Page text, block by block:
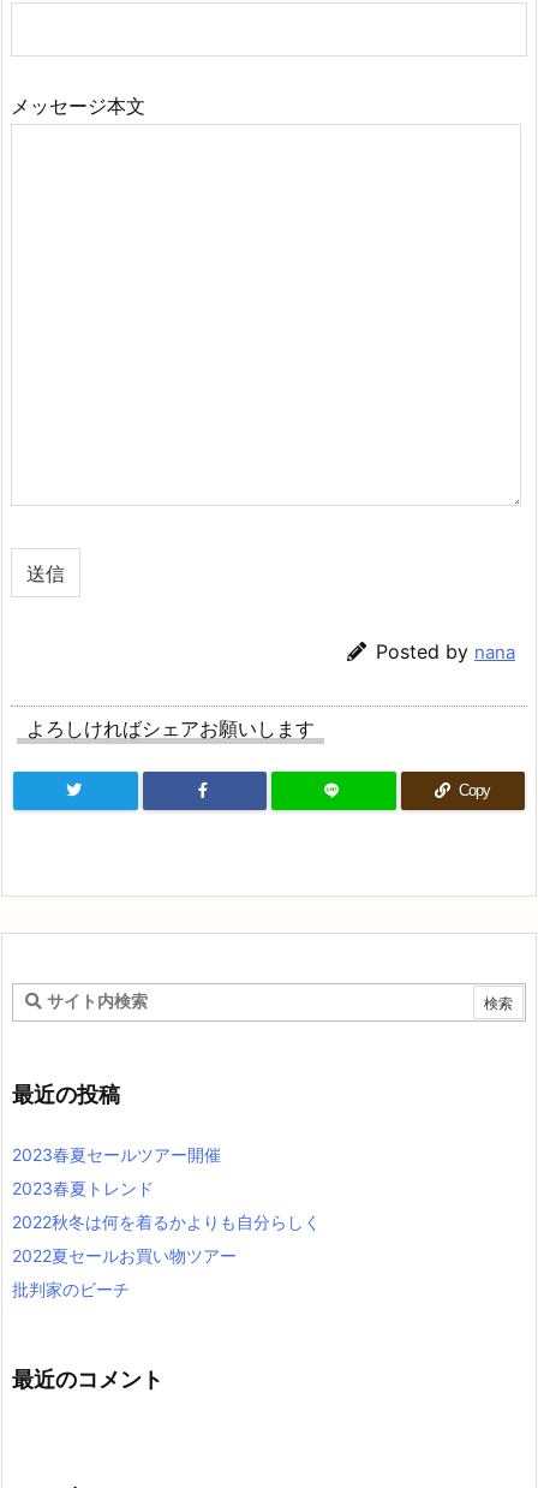
メッセージ本文
Posted by nana
よろしければシェアお願いします
Copy
最近の投稿
2023春夏セールツアー開催
2023春夏トレンド
2022秋冬は何を着るかよりも自分らしく
2022夏セールお買い物ツアー
批判家のビーチ
最近のコメント